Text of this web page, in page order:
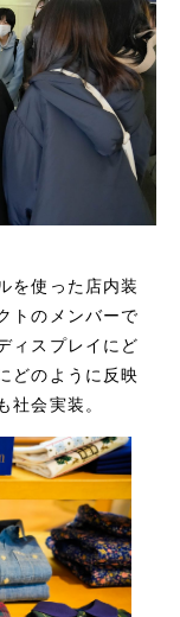
を使った店内装
トのメンバーで
ィスプレイにど
どのように反映
会実装。